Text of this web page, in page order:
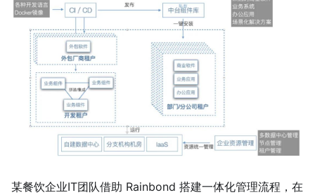
某餐饮企业IT团队借助 Rainbond 搭建一体化管理流程，在